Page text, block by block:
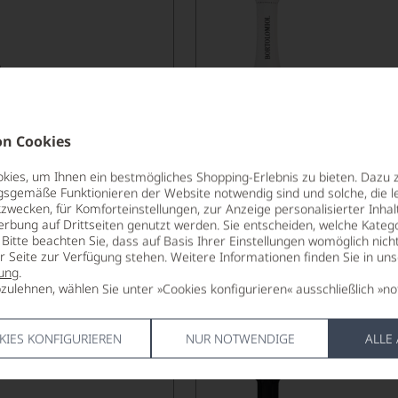
Cookies
um Ihnen ein bestmögliches Shopping-Erlebnis zu bieten. Dazu
Funktionieren der Website notwendig sind und solche, die
für Komforteinstellungen, zur Anzeige personalisierter
auf Drittseiten genutzt werden. Sie entscheiden, welche
beachten Sie, dass auf Basis Ihrer Einstellungen womöglich
Seite zur Verfügung stehen. Weitere Informationen finden Sie in
.
wählen Sie unter »Cookies konfigurieren« ausschließlich
KONFIGURIEREN NUR NOTWENDIGE ALLE
pro Flasche (0.75l),
Lebensmittel­angaben
Prosecco
2025
Bandarossa Special
Vigna di Collagù
BORTOLOMIOL